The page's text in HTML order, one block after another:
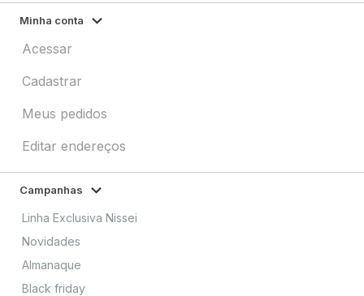
Minha conta
Acessar
Cadastrar
Meus pedidos
Editar endereços
Campanhas
Linha Exclusiva Nissei
Novidades
Almanaque
Black friday